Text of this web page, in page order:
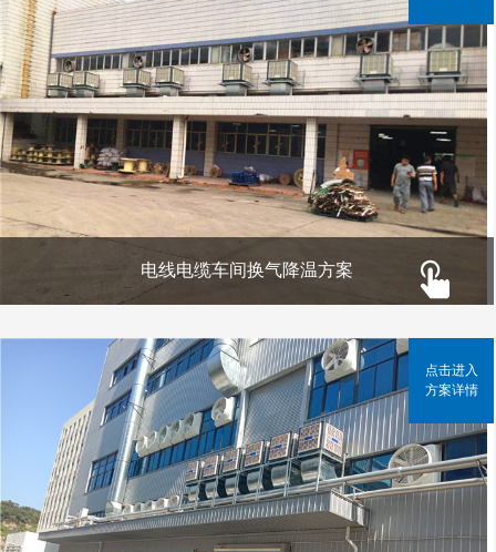
电线电缆车间换气降温方案
点击进入
方案详情